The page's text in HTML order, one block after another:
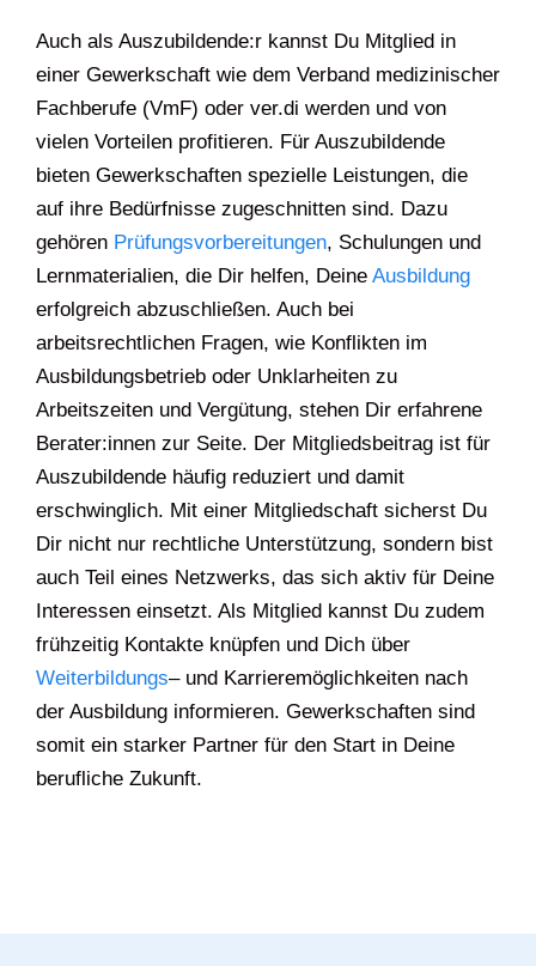
Auch als Auszubildende:r kannst Du Mitglied in
einer Gewerkschaft wie dem Verband medizinischer
Fachberufe (VmF) oder ver.di werden und von
vielen Vorteilen profitieren. Für Auszubildende
bieten Gewerkschaften spezielle Leistungen, die
auf ihre Bedürfnisse zugeschnitten sind. Dazu
gehören Prüfungsvorbereitungen, Schulungen und
Lernmaterialien, die Dir helfen, Deine Ausbildung
erfolgreich abzuschließen. Auch bei
arbeitsrechtlichen Fragen, wie Konflikten im
Ausbildungsbetrieb oder Unklarheiten zu
Arbeitszeiten und Vergütung, stehen Dir erfahrene
Berater:innen zur Seite. Der Mitgliedsbeitrag ist für
Auszubildende häufig reduziert und damit
erschwinglich. Mit einer Mitgliedschaft sicherst Du
Dir nicht nur rechtliche Unterstützung, sondern bist
auch Teil eines Netzwerks, das sich aktiv für Deine
Interessen einsetzt. Als Mitglied kannst Du zudem
frühzeitig Kontakte knüpfen und Dich über
Weiterbildungs– und Karrieremöglichkeiten nach
der Ausbildung informieren. Gewerkschaften sind
somit ein starker Partner für den Start in Deine
berufliche Zukunft.